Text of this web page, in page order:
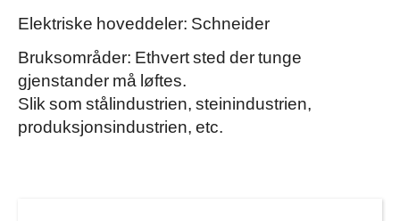
Elektriske hoveddeler: Schneider
Bruksområder: Ethvert sted der tunge
gjenstander må løftes.
Slik som stålindustrien, steinindustrien,
produksjonsindustrien, etc.